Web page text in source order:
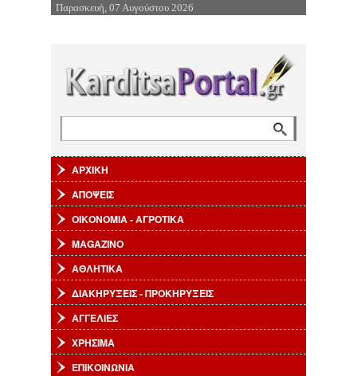
Επιστροφή στην Πλοήγηση
Παρασκευή, 07 Αυγούστου 2026
ΑΡΧΙΚΗ
ΑΠΟΨΕΙΣ
ΟΙΚΟΝΟΜΙΑ - ΑΓΡΟΤΙΚΑ
MAGAZINO
ΑΘΛΗΤΙΚΑ
ΔΙΑΚΗΡΥΞΕΙΣ - ΠΡΟΚΗΡΥΞΕΙΣ
ΑΓΓΕΛΙΕΣ
ΧΡΗΣΙΜΑ
ΕΠΙΚΟΙΝΩΝΙΑ